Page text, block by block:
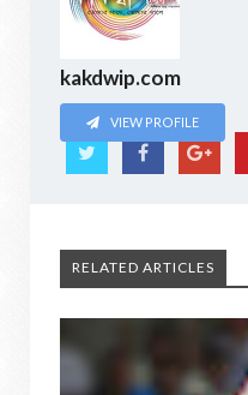
kakdwip.com
VIEW PROFILE
RELATED ARTICLES